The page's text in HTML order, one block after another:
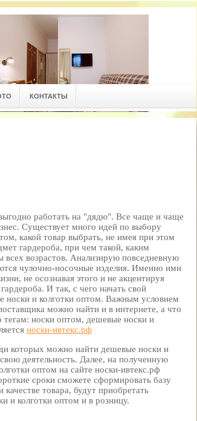
КОНТАКТЫ
работать на "дядю". Все чаще и чаще
Существует много идей по выбору
какой товар выбрать, не имея при этом
гардероба, при чем такой, каким
возрастов. Анализирую повседневную
чулочно-носочные изделия. Именно ими
не осознавая этого и не акцентируя
И так, с чего начать свой
и колготки оптом. Важным условием
можно найти и в интернете, а что
тегам: носки оптом, дешевые носки и
носки-ивтекс.рф
которых можно найти дешевые носки и
деятельность. Далее, на полученную
оптом на сайте носки-ивтекс.рф
сроки сможете сформировать базу
товара, будут приобретать
и колготки оптом и в розницу.